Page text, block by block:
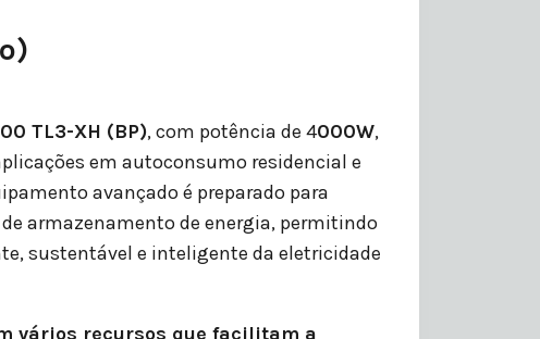
TL3-XH (BP), com potência de 4000W,
em autoconsumo residencial e
avançado é preparado para
armazenamento de energia, permitindo
sustentável e inteligente da eletricidade
vários recursos que facilitam a